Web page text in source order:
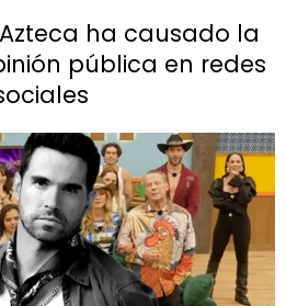
ha causado la
pública en redes